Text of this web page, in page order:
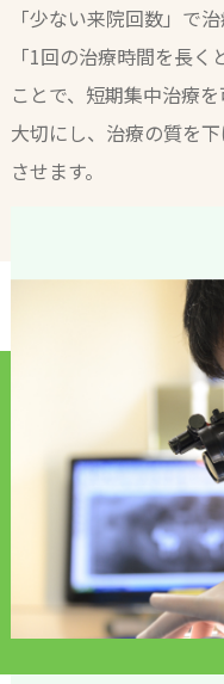
「少ない来院回数」で
「1回の治療時間を長く
ことで、短期集中治療
大切にし、治療の質を
させます。